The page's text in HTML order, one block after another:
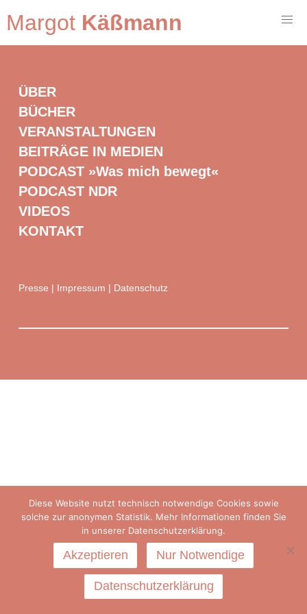
Margot Käßmann
ÜBER
BÜCHER
VERANSTALTUNGEN
BEITRÄGE IN MEDIEN
PODCAST »Was mich bewegt«
PODCAST NDR
VIDEOS
KONTAKT
Presse Impressum Datenschutz
Diese Website nutzt technisch notwendige Cookies sowie
solche zur anonymen Statistik. Mehr Informationen finden Sie
in unserer Datenschutzerklärung.
Akzeptieren Nur Notwendige
Datenschutzerklärung